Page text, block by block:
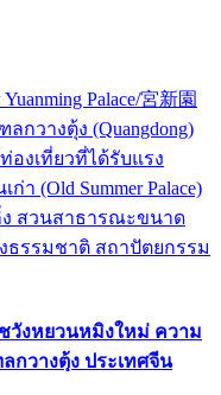
Palace/宮新園
กวางตุ้ง (Quangdong)
องเที่ยวที่ได้รับแรง
(Old Summer Palace)
สวนสาธารณะขนาด
ธรรมชาติ สถาปัตยกรรม
ชวังหยวนหมิงใหม่ ความ
วางตุ้ง ประเทศจีน